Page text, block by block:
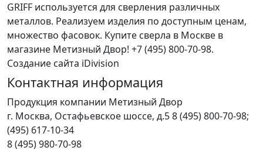
GRIFF используется для сверления различных
металлов. Реализуем изделия по доступным ценам,
множество фасовок. Купите сверла в Москве в
магазине Метизный Двор! +7 (495) 800-70-98.
Создание сайта iDivision
Контактная информация
Продукция компании Метизный Двор
г. Москва, Остафьевское шоссе, д.58 (495) 800-70-98;
(495) 617-10-34
8 (495) 980-70-98